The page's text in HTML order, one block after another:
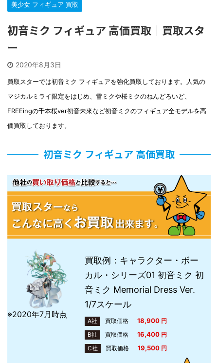
美少女 フィギュア 買取
初音ミク フィギュア 高価買取｜買取スタ
ー
2020年8月3日
買取スターでは初音ミク フィギュアを強化買取しております。人気の
マジカルミライ限定をはじめ、雪ミクや桜ミクのねんどろいど、
FREEingの千本桜ver初音未來など初音ミクのフィギュア全モデルを高
価買取しております。
初音ミク フィギュア 高価買取
買取例：キャラクター・ボー
カル・シリーズ01 初音ミク 初
音ミク Memorial Dress Ver.
1/7スケール
A社 買取価格 18,900円
B社
買取価格 16,400円
C社
買取価格 19,500 円
※2020年7月時点